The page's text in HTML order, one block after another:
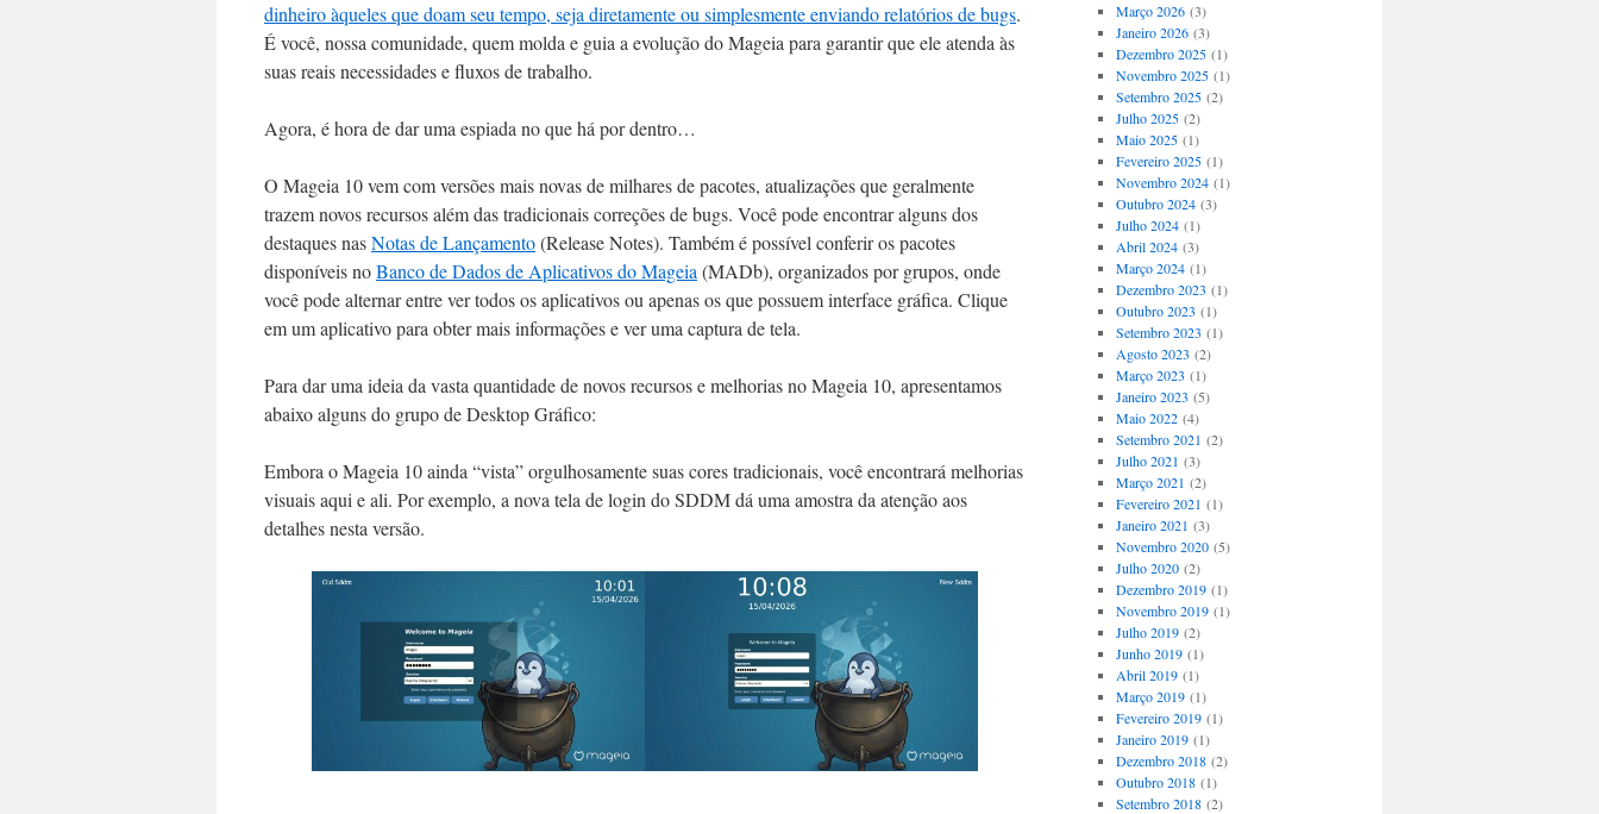
dinheiro àqueles que doam seu tempo, seja diretamente ou simplesmente enviando relatórios de bugs.
É você, nossa comunidade, quem molda e guia a evolução do Mageia para garantir que ele atenda às
suas reais necessidades e fluxos de trabalho.
Agora, é hora de dar uma espiada no que há por dentro…
O Mageia 10 vem com versões mais novas de milhares de pacotes, atualizações que geralmente
trazem novos recursos além das tradicionais correções de bugs. Você pode encontrar alguns dos
destaques nasNotas de Lançamento(Release Notes). Também é possível conferir os pacotes
disponíveis noBanco de Dados de Aplicativos do Mageia (MADb), organizados por grupos, onde
você pode alternar entre ver todos os aplicativos ou apenas os que possuem interface gráfica. Clique
em um aplicativo para obter mais informações e ver uma captura de tela.
Para dar uma ideia da vasta quantidade de novos recursos e melhorias no Mageia 10, apresentamos
abaixo alguns do grupo de Desktop Gráfico:
Embora o Mageia 10 ainda “vista” orgulhosamente suas cores tradicionais, você encontrará melhorias
visuais aqui e ali. Por exemplo, a nova tela de login do SDDM dá uma amostra da atenção aos
detalhes nesta versão.
Março 2026(3)
Janeiro 2026(3)
Dezembro 2025(1)
Novembro 2025(1)
Setembro 2025(2)
Julho 2025(2)
Maio 2025(1)
Fevereiro 2025(1)
Novembro 2024(1)
Outubro 2024(3)
Julho 2024(1)
Abril 2024(3)
Março 2024(1)
Dezembro 2023 (1)
Outubro 2023 (1)
Setembro 2023 (1)
Agosto 2023 (2)
Março 2023 (1)
Janeiro 2023 (5)
Maio 2022(4)
Setembro 2021 (2)
Julho 2021 (3)
Março 2021 (2)
Fevereiro 2021 (1)
Janeiro 2021 (3)
Novembro 2020(5)
Julho 2020(2)
Dezembro 2019(1)
Novembro 2019(1)
Julho 2019(2)
Junho 2019(1)
Abril 2019(1)
Março 2019(1)
Fevereiro 2019(1)
Janeiro 2019(1)
Dezembro 2018(2)
Outubro 2018(1)
Setembro 2018(2)